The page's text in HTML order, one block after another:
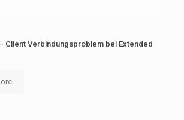
Client Verbindungsproblem bei Extended